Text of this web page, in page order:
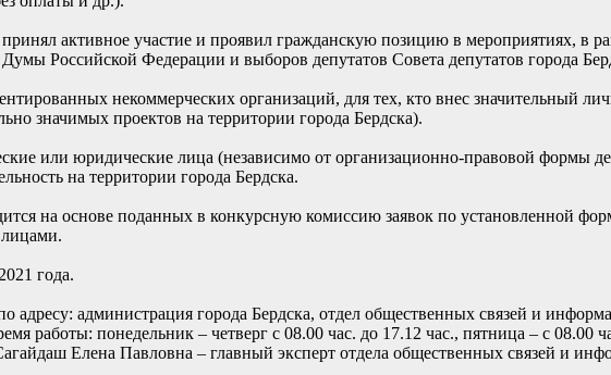
принял активное участие и проявил гражданскую позицию в мероприятиях, в
Российской Федерации и выборов депутатов Совета депутатов города
некоммерческих организаций, для тех, кто внес значительный
значимых проектов на территории города Бердска).
или юридические лица (независимо от организационно-правовой формы
на территории города Бердска.
на основе поданных в конкурсную комиссию заявок по установленной
лицами.
года.
адресу: администрация города Бердска, отдел общественных связей и
работы: понедельник – четверг с 08.00 час. до 17.12 час., пятница – с 08.00
Елена Павловна – главный эксперт отдела общественных связей и